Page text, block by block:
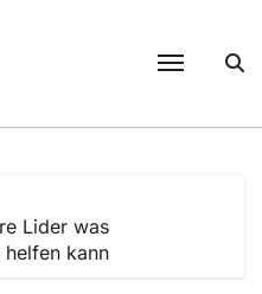
Lider was
kann